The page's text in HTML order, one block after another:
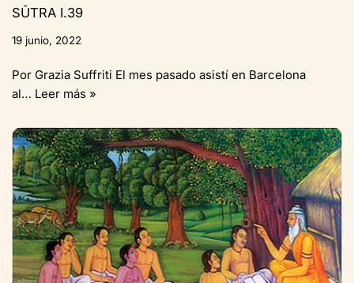
SŪTRA I.39
19 junio, 2022
Por Grazia Suffriti El mes pasado asistí en Barcelona
al… Leer más »